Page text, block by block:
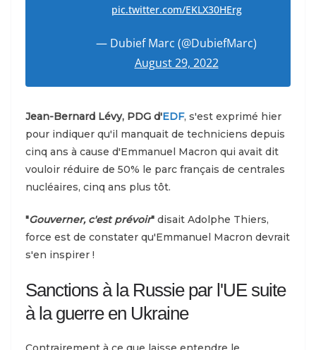
pic.twitter.com/EKLX30HErg
— Dubief Marc (@DubiefMarc)
August 29, 2022
Jean-Bernard Lévy, PDG d'EDF, s'est exprimé hier
pour indiquer qu'il manquait de techniciens depuis
cinq ans à cause d'Emmanuel Macron qui avait dit
vouloir réduire de 50% le parc français de centrales
nucléaires, cinq ans plus tôt.
"Gouverner, c'est prévoir" disait Adolphe Thiers,
force est de constater qu'Emmanuel Macron devrait
s'en inspirer !
Sanctions à la Russie par l'UE suite
à la guerre en Ukraine